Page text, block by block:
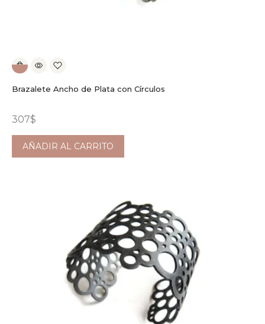
Brazalete Ancho de Plata con Círculos
307$
AÑADIR AL CARRITO